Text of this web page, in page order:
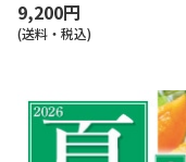
9,200円
(送料・税込)